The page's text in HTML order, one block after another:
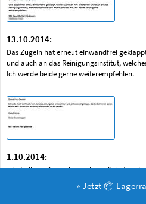
13.10.2014:
Das Zügeln hat erneut einwandfrei
und auch an das Reinigungsinstitut,
Ich werde beide gerne weiterempfehlen.
1.10.2014:
...hat alles reibungslos, unkompliziert und
Herren waren wirklich sehr schnell und
» Jetzt 📦